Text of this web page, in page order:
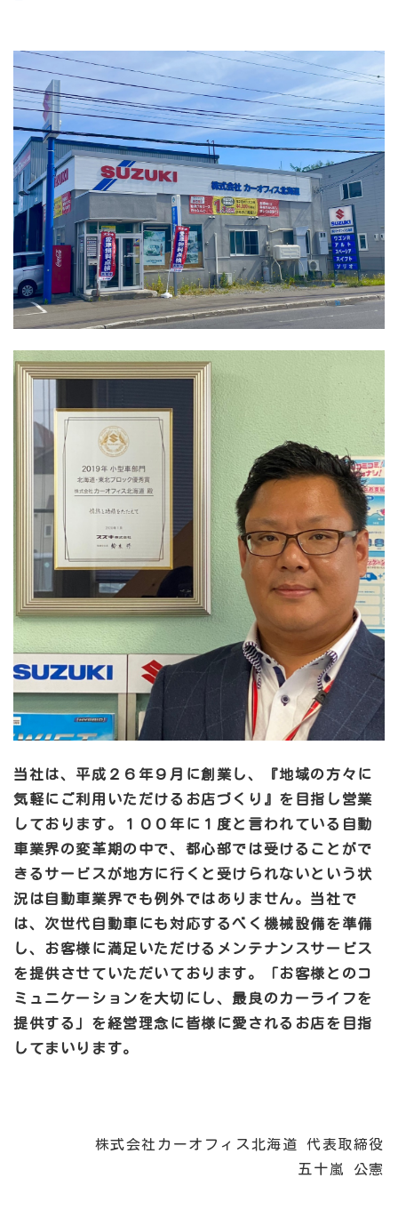
当社は、平成２６年９月に創業し、『地域の方々に
気軽にご利用いただけるお店づくり』を目指し営業
しております。１００年に１度と言われている自動
車業界の変革期の中で、都心部では受けることがで
きるサービスが地方に行くと受けられないという状
況は自動車業界でも例外ではありません。当社で
は、次世代自動車にも対応するべく機械設備を準備
し、お客様に満足いただけるメンテナンスサービス
を提供させていただいております。「お客様とのコ
ミュニケーションを大切にし、最良のカーライフを
提供する」を経営理念に皆様に愛されるお店を目指
してまいります。
株式会社カーオフィス北海道 代表取締役
五十嵐 公憲